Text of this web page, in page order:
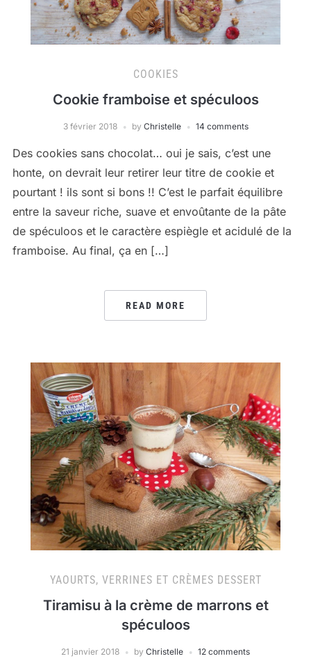
COOKIES
Cookie framboise et spéculoos
3 février 2018 by Christelle 14 comments
Des cookies sans chocolat… oui je sais, c’est une
honte, on devrait leur retirer leur titre de cookie et
pourtant ! ils sont si bons !! C’est le parfait équilibre
entre la saveur riche, suave et envoûtante de la pâte
de spéculoos et le caractère espiègle et acidulé de la
framboise. Au final, ça en […]
READ MORE
YAOURTS, VERRINES ET CRÈMES DESSERT
Tiramisu à la crème de marrons et
spéculoos
21 janvier 2018 by Christelle 12 comments